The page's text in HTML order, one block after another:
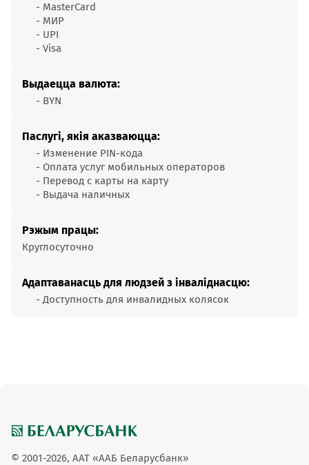
- MasterCard
- МИР
- UPI
- Visa
Выдаецца валюта:
- BYN
Паслугі, якія аказваюцца:
- Изменение PIN-кода
- Оплата услуг мобильных операторов
- Перевод с карты на карту
- Выдача наличных
Рэжым працы:
Круглосуточно
Адаптаванасць для людзей з інваліднасцю:
- Доступность для инвалидных колясок
© 2001-2026, ААТ «ААБ Беларусбанк»